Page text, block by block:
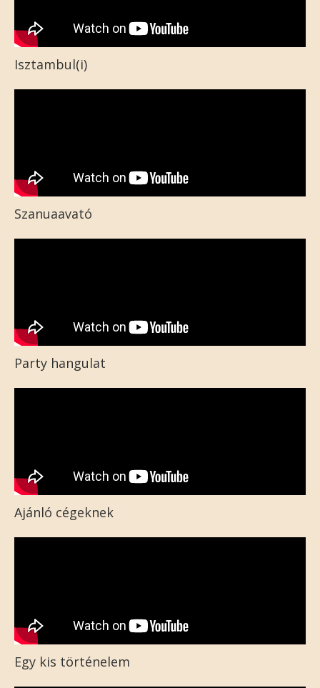
Isztambul(i)
Szanuaavató
Party hangulat
Ajánló cégeknek
Egy kis történelem